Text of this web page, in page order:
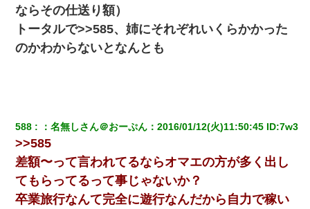
私が遺産を相続。→それを知った義両親が「旅行代金を出せ！」
「リフォーム費用を負担しろ！」「金の管理は私達がする！」と
浅ましくも集りにきた。
け」というタイトルで画像が送られてきた
旦那の元カノをSNSで探して写真を保存して顔面評価スレで写真
を晒してた。ほとんどがブスという評価の中で二人ほど意外に好
評価で苦々しく思った
ならその仕送り額）
トータルで>>585、姉にそれぞれいくらかかった
のかわからないとなんとも
588 ：名無しさん＠おーぷん ：2016/01/12(火)11:50:45 ID:7w3
>>585
差額〜って言われてるならオマエの方が多く出し
てもらってるって事じゃないか？
卒業旅行なんて完全に遊行なんだから自力で稼い